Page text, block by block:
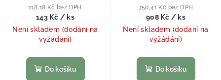
118,18 Kč bez DPH
143 Kč / ks
Není skladem (dodání na
vyžádání)
Do košíku
750,41 Kč bez DPH
908 Kč / ks
Není skladem (dodání na
vyžádání)
Do košíku